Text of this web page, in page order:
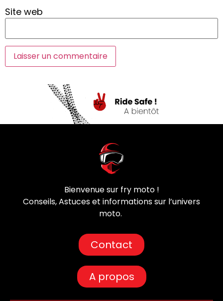
Site web
Bienvenue sur fry moto !
Conseils, Astuces et informations sur l’univers
moto.
Contact
A propos